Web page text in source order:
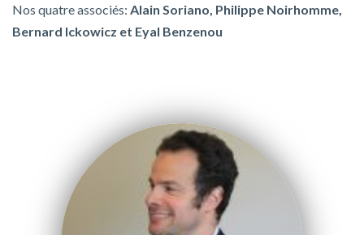
Nos quatre associés: Alain Soriano, Philippe Noirhomme,
Bernard Ickowicz et Eyal Benzenou